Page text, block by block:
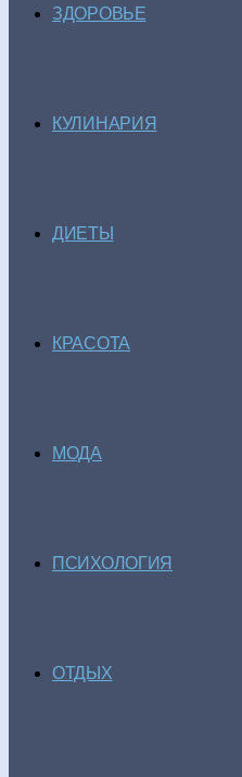
ЗДОРОВЬЕ
КУЛИНАРИЯ
ДИЕТЫ
КРАСОТА
МОДА
ПСИХОЛОГИЯ
ОТДЫХ